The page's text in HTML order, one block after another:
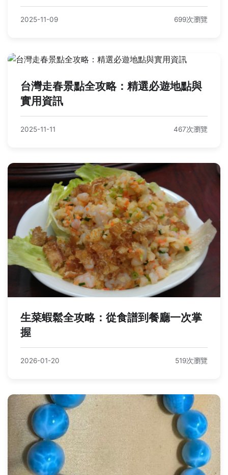
2025-11-09 699次瀏覽
台灣走春景點全攻略：精選必遊地點與
實用資訊
2025-11-11 467次瀏覽
生菜蝦鬆全攻略：從食譜到餐廳一次掌
握
2026-01-20 519次瀏覽